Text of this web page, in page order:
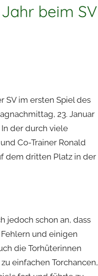
beim SV
SV im ersten Spiel des
23. Januar
In der durch viele
Co-Trainer Ronald
dem dritten Platz in der
jedoch schon an, dass
und einigen
die Torhüterinnen
einfachen Torchancen,